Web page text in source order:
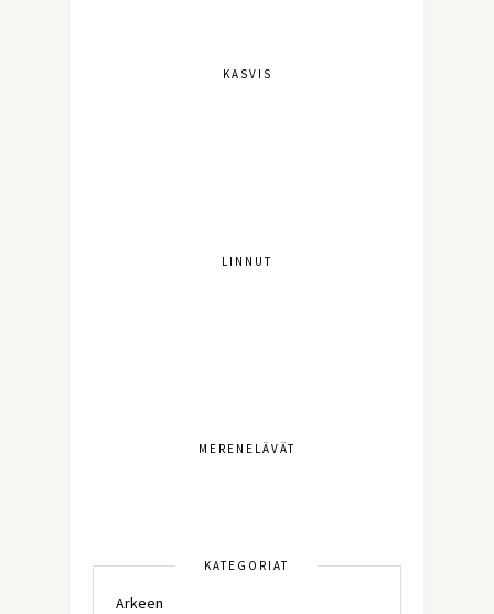
KASVIS
LINNUT
MERENELÄVÄT
KATEGORIAT
Arkeen